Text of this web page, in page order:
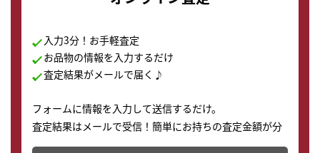
入力3分！お手軽査定
お品物の情報を入力するだけ
査定結果がメールで届く♪
フォームに情報を入力して送信するだけ。
査定結果はメールで受信！簡単にお持ちの査定金額が分
かります。